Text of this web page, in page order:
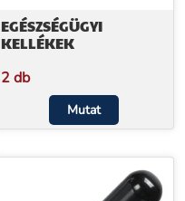
EGÉSZSÉGÜGYI
KELLÉKEK
2 db
Mutat